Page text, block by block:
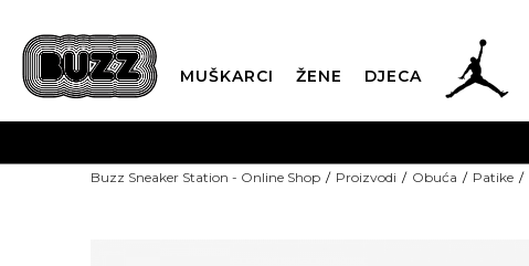
MUŠKARCI ŽENE DJECA
Buzz Sneaker Station - Online Shop Proizvodi Obuća Patike